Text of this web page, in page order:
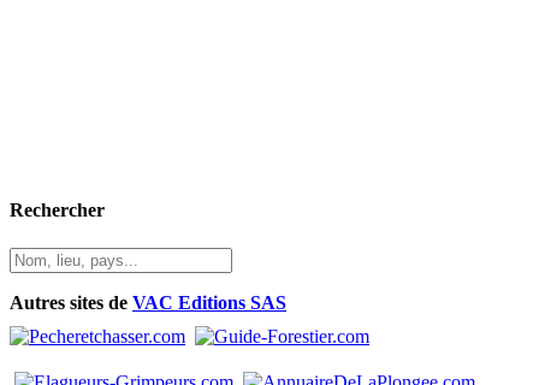
Rechercher
Autres sites de VAC Editions SAS